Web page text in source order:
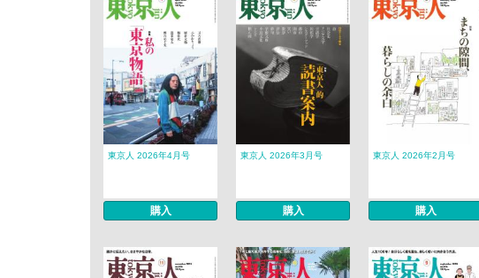
東京人 2026年4月号
購入
東京人 2026年3月号
購入
東京人 2026年2月号
購入